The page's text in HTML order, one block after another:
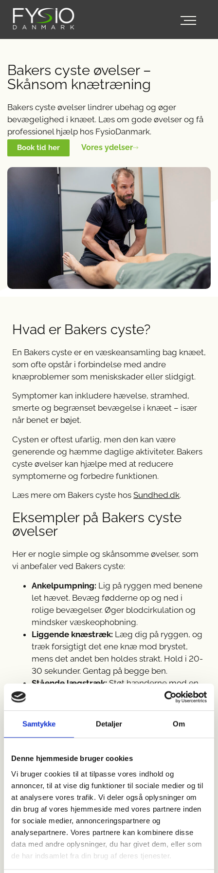
Samtykke Detaljer Om
Denne hjemmeside bruger cookies
Vi bruger cookies til at tilpasse vores indhold og
annoncer, til at vise dig funktioner til sociale medier og til
at analysere vores trafik. Vi deler også oplysninger om
din brug af vores hjemmeside med vores partnere inden
for sociale medier, annonceringspartnere og
analysepartnere. Vores partnere kan kombinere disse
data med andre oplysninger, du har givet dem, eller som
de har indsamlet fra din brug af deres tjenester.
Bakers cyste øvelser –
Skånsom knætræning
Bakers cyste øvelser lindrer ubehag og øger
bevægelighed i knæet. Læs om gode øvelser og få
professionel hjælp hos FysioDanmark.
Book tid her Vores ydelser
Hvad er Bakers cyste?
En Bakers cyste er en væskeansamling bag knæet,
som ofte opstår i forbindelse med andre
knæproblemer som meniskskader eller slidgigt.
Symptomer kan inkludere hævelse, stramhed,
smerte og begrænset bevægelse i knæet – især
når benet er bøjet.
Cysten er oftest ufarlig, men den kan være
generende og hæmme daglige aktiviteter. Bakers
cyste øvelser kan hjælpe med at reducere
symptomerne og forbedre funktionen.
Læs mere om Bakers cyste hos Sundhed.dk.
Eksempler på Bakers cyste
øvelser
Her er nogle simple og skånsomme øvelser, som
vi anbefaler ved Bakers cyste:
Ankelpumpning: Lig på ryggen med benene
let hævet. Bevæg fødderne op og ned i
rolige bevægelser. Øger blodcirkulation og
mindsker væskeophobning.
Liggende knæstræk: Læg dig på ryggen, og
træk forsigtigt det ene knæ mod brystet,
mens det andet ben holdes strakt. Hold i 20-
30 sekunder. Gentag på begge ben.
Stående lægstræk: Støt hænderne mod en
væg, læg vægten på det forreste ben, og
Hold i 30 sekunder.
Quadriceps stræk:
Stå med støtte, bøj det
hånden. Hold strækket i 20-30 sekunder for
Knæbøjning siddende:
Sid på en stol med
fødderne fladt i gulvet. Skub forsigtigt det
ene ben bagud, så du bøjer knæet en smule.
Gentag 10-15 gange.
Det må ikke gøre ondt, når du laver Bakers cyste
øvelser. Vi anbefaler, at du søger faglig hjælp, hvis